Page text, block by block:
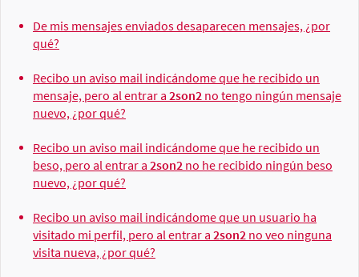
De mis mensajes enviados desaparecen mensajes, ¿por
qué?
Recibo un aviso mail indicándome que he recibido un
mensaje, pero al entrar a 2son2 no tengo ningún mensaje
nuevo, ¿por qué?
Recibo un aviso mail indicándome que he recibido un
beso, pero al entrar a 2son2 no he recibido ningún beso
nuevo, ¿por qué?
Recibo un aviso mail indicándome que un usuario ha
visitado mi perfil, pero al entrar a 2son2 no veo ninguna
visita nueva, ¿por qué?